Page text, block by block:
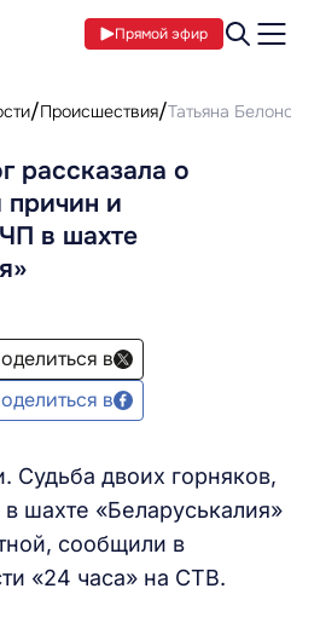
Прямой эфир
Происшествия Татьяна Белоног
рассказала о
причин и
в шахте
в
в
Судьба двоих горняков,
шахте «Беларуськалия»
сообщили в
«24 часа» на СТВ.